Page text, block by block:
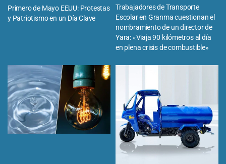
Primero de Mayo EEUU: Protestas
y Patriotismo en un Día Clave
Trabajadores de Transporte
Escolar en Granma cuestionan el
nombramiento de un director de
Yara: «Viaja 90 kilómetros al día
en plena crisis de combustible»